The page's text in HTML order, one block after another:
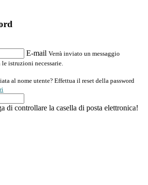
E-mail Verrà inviato un messaggio
istruzioni necessarie.
al nome utente? Effettua il reset della password
di controllare la casella di posta elettronica!